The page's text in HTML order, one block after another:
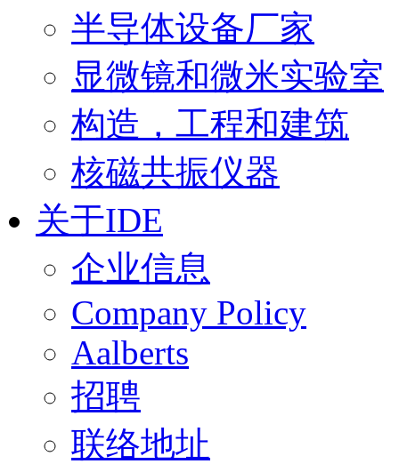
半导体设备厂家
显微镜和微米实验室
构造，工程和建筑
核磁共振仪器
关于IDE
企业信息
Company Policy
Aalberts
招聘
联络地址